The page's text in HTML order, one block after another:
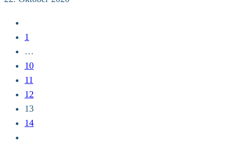
vorherigen
Seite
1
…
10
11
12
13
14